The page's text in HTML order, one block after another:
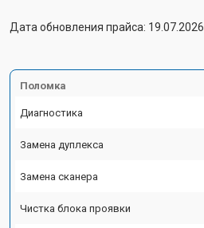
Дата обновления прайса: 19.07.2026
Поломка
Диагностика
Замена дуплекса
Замена сканера
Чистка блока проявки